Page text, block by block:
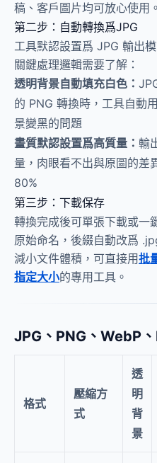
稿、客戶圖片均可放心使用。
第二步：自動轉換爲JPG
工具默認設置爲 JPG 輸出
關鍵處理邏輯需要了解：
透明背景自動填充白色：
的 PNG 轉換時，工具自動
景變黑的問題
畫質默認設置爲高質量： 輸
量，肉眼看不出與原圖的差
80%
第三步：下載保存
轉換完成後可單張下載或一
原始命名，後綴自動改爲
減小文件體積，可直接用批
指定大小的專用工具。
JPG、PNG、WebP
格式
壓縮方
式
透
明
背
景